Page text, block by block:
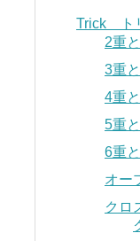
Trick ト
2重
3重
4重
5重
6重
オー
クロ